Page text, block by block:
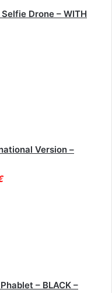
Drone – WITH
Version –
– BLACK –